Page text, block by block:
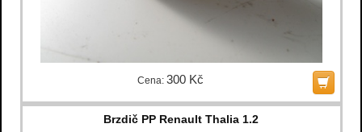
Cena: 300 Kč
Brzdič PP Renault Thalia 1.2